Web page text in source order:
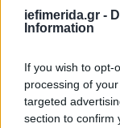
iefimerida.gr -
Information
If you wish to opt-
processing of
targeted
section to confirm
Θεσσαλία 300
φαινομένων.
στα
Θερμοκρασία:
βόρεια 4-6